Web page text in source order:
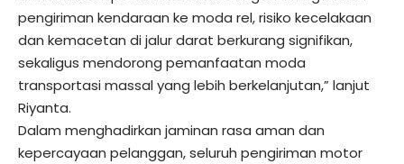
pengiriman kendaraan ke moda rel, risiko kecelakaan
dan kemacetan di jalur darat berkurang signifikan,
sekaligus mendorong pemanfaatan moda
transportasi massal yang lebih berkelanjutan,” lanjut
Riyanta.
Dalam menghadirkan jaminan rasa aman dan
kepercayaan pelanggan, seluruh pengiriman motor